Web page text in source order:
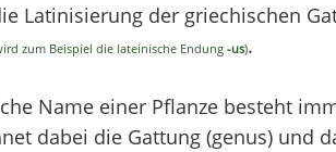
Latinisierung der griechischen
zum Beispiel die lateinische Endung -us).
Name einer Pflanze besteht
dabei die Gattung (genus) und